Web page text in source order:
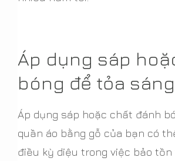
Áp dụng sáp
bóng để tỏa sáng
Áp dụng sáp hoặc chất đánh
quần áo bằng gỗ của bạn có
điều kỳ diệu trong việc bảo tồn